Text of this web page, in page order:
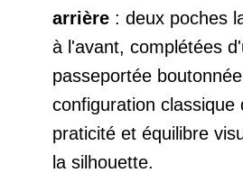
arrière : deux poches
à l'avant, complétées
passeportée
configuration classique
praticité et équilibre
la silhouette.